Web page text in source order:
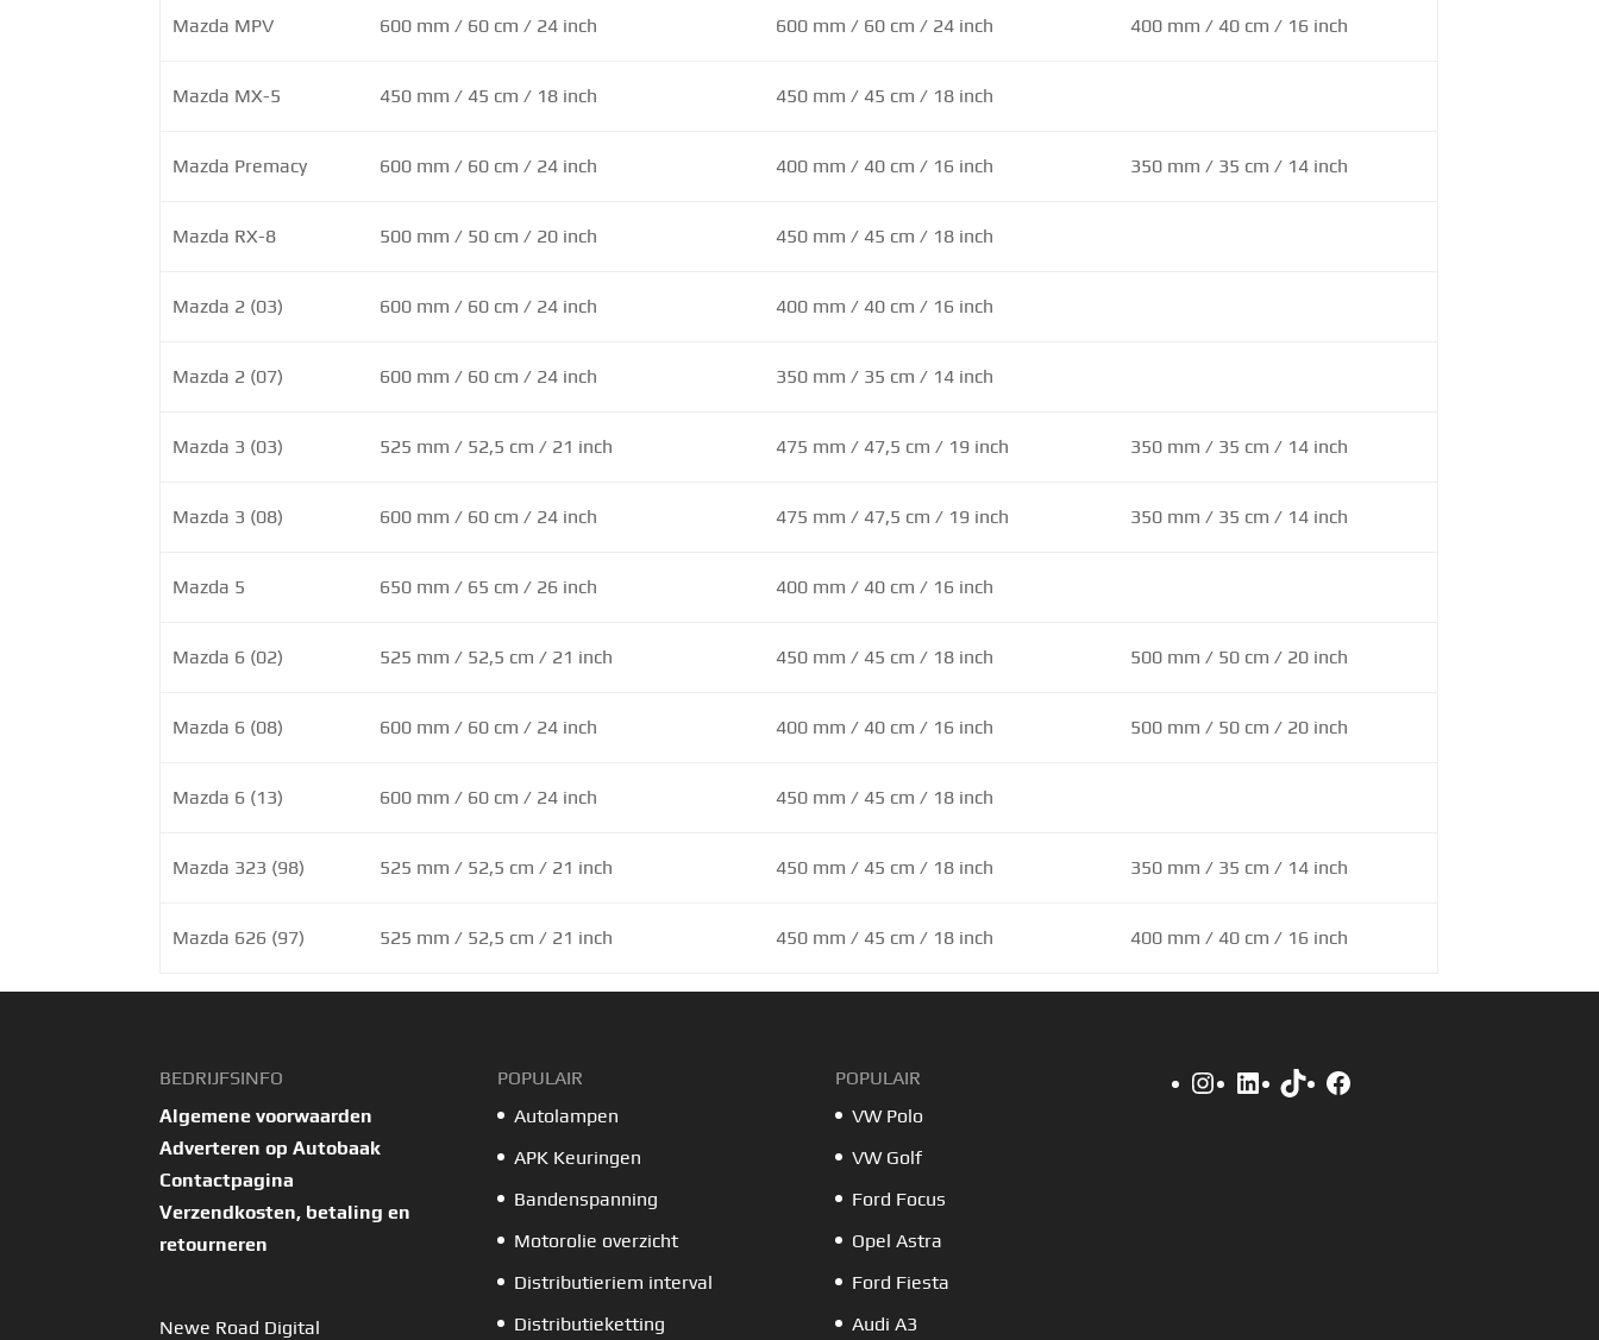
Mazda MPV 600 mm / 60 cm / 24 inch 600 mm / 60 cm / 24 inch 400 mm / 40 cm / 16 inch
Mazda MX-5 450 mm / 45 cm / 18 inch 450 mm / 45 cm / 18 inch
Mazda Premacy 600 mm / 60 cm / 24 inch 400 mm / 40 cm / 16 inch 350 mm / 35 cm / 14 inch
Mazda RX-8 500 mm / 50 cm / 20 inch 450 mm / 45 cm / 18 inch
Mazda 2 (03) 600 mm / 60 cm / 24 inch 400 mm / 40 cm / 16 inch
Mazda 2 (07) 600 mm / 60 cm / 24 inch 350 mm / 35 cm / 14 inch
Mazda 3 (03) 525 mm / 52,5 cm / 21 inch 475 mm / 47,5 cm / 19 inch 350 mm / 35 cm / 14 inch
Mazda 3 (08) 600 mm / 60 cm / 24 inch 475 mm / 47,5 cm / 19 inch 350 mm / 35 cm / 14 inch
Mazda 5 650 mm / 65 cm / 26 inch 400 mm / 40 cm / 16 inch
Mazda 6 (02) 525 mm / 52,5 cm / 21 inch 450 mm / 45 cm / 18 inch 500 mm / 50 cm / 20 inch
Mazda 6 (08) 600 mm / 60 cm / 24 inch 400 mm / 40 cm / 16 inch 500 mm / 50 cm / 20 inch
Mazda 6 (13) 600 mm / 60 cm / 24 inch 450 mm / 45 cm / 18 inch
Mazda 323 (98) 525 mm / 52,5 cm / 21 inch 450 mm / 45 cm / 18 inch 350 mm / 35 cm / 14 inch
Mazda 626 (97) 525 mm / 52,5 cm / 21 inch 450 mm / 45 cm / 18 inch 400 mm / 40 cm / 16 inch
BEDRIJFSINFO
Algemene voorwaarden
Adverteren op Autobaak
Contactpagina
Verzendkosten, betaling en
retourneren
Newe Road Digital
POPULAIR
Autolampen
APK Keuringen
Bandenspanning
Motorolie overzicht
Distributieriem interval
Distributieketting
POPULAIR
VW Polo
VW Golf
Ford Focus
Opel Astra
Ford Fiesta
Audi A3
Instagram
LinkedIn
TikTokFacebook